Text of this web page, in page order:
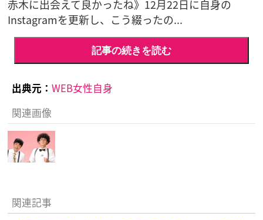
赤木に出会えて良かったね》12月22日に自身の
Instagramを更新し、こう綴ったの...
記事の続きを読む
出典元： WEB女性自身
関連画像
関連記事